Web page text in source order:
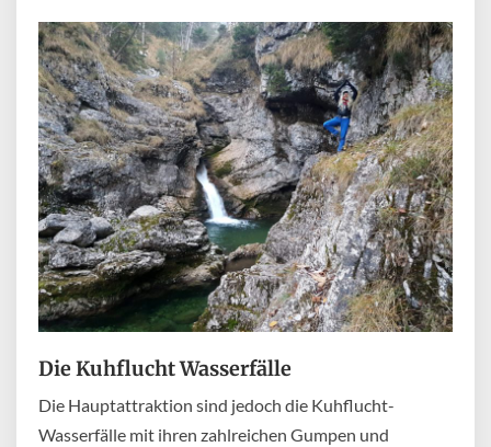
Die Kuhflucht Wasserfälle
Die Hauptattraktion sind jedoch die Kuhflucht-
Wasserfälle mit ihren zahlreichen Gumpen und